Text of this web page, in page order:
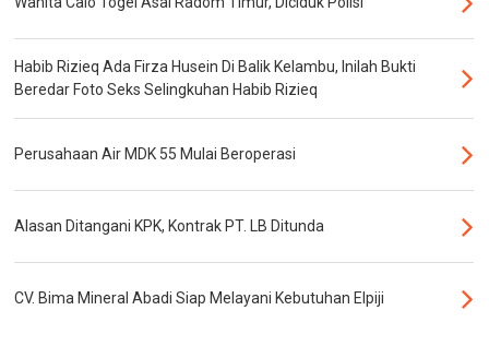
Habib Rizieq Ada Firza Husein Di Balik Kelambu, Inilah Bukti
Beredar Foto Seks Selingkuhan Habib Rizieq
Perusahaan Air MDK 55 Mulai Beroperasi
Alasan Ditangani KPK, Kontrak PT. LB Ditunda
CV. Bima Mineral Abadi Siap Melayani Kebutuhan Elpiji